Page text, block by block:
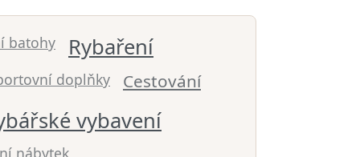
batohy Rybaření
doplňky Cestování
vybavení
nábytek